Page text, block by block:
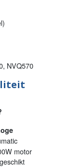
NVQ570
motor